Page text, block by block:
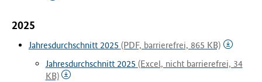
r
G
2025
Jahresdurchschnitt 2025 (PDF, barrierefrei, 865 KB)
Jahresdurchschnitt 2025 (Excel, nicht barrierefrei, 34
KB)